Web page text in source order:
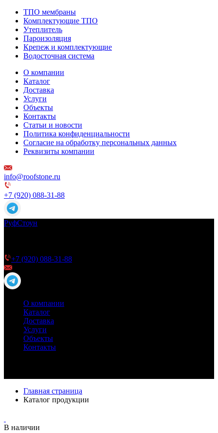
ТПО мембраны
Комплектующие ТПО
Утеплитель
Пароизоляция
Крепеж и комплектующие
Водосточная система
О компании
Каталог
Доставка
Услуги
Объекты
Контакты
Статьи и новости
Политика конфиденциальности
Согласие на обработку персональных данных
Реквизиты компании
info@roofstone.ru
+7 (920) 088-31-88
РуфСтоун
+7 (920) 088-31-88
О компании
Каталог
Доставка
Услуги
Объекты
Контакты
Главная страница
Каталог продукции
В наличии